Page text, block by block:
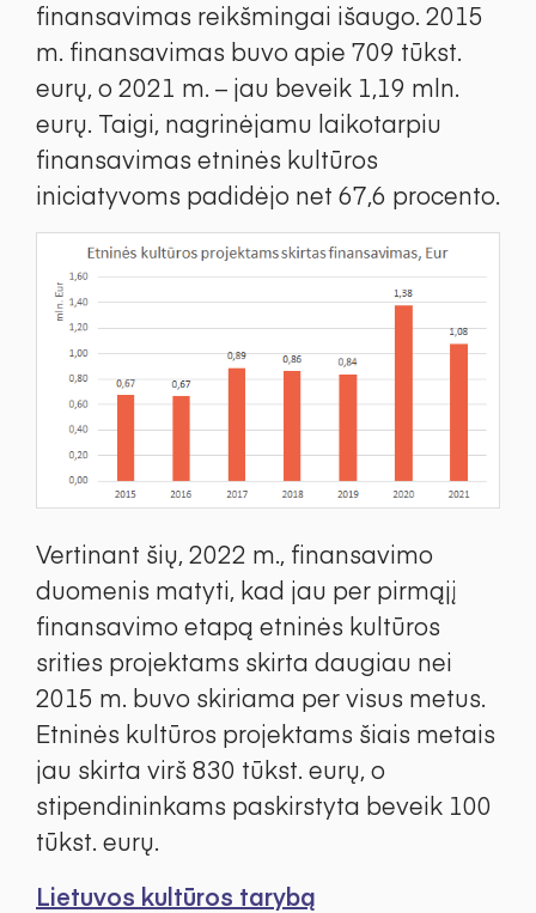
finansavimas reikšmingai išaugo. 2015
m. finansavimas buvo apie 709 tūkst.
eurų, o 2021 m. – jau beveik 1,19 mln.
eurų. Taigi, nagrinėjamu laikotarpiu
finansavimas etninės kultūros
iniciatyvoms padidėjo net 67,6 procento.
Vertinant šių, 2022 m., finansavimo
duomenis matyti, kad jau per pirmąjį
finansavimo etapą etninės kultūros
srities projektams skirta daugiau nei
2015 m. buvo skiriama per visus metus.
Etninės kultūros projektams šiais metais
jau skirta virš 830 tūkst. eurų, o
stipendininkams paskirstyta beveik 100
tūkst. eurų.
Lietuvos kultūros tarybą